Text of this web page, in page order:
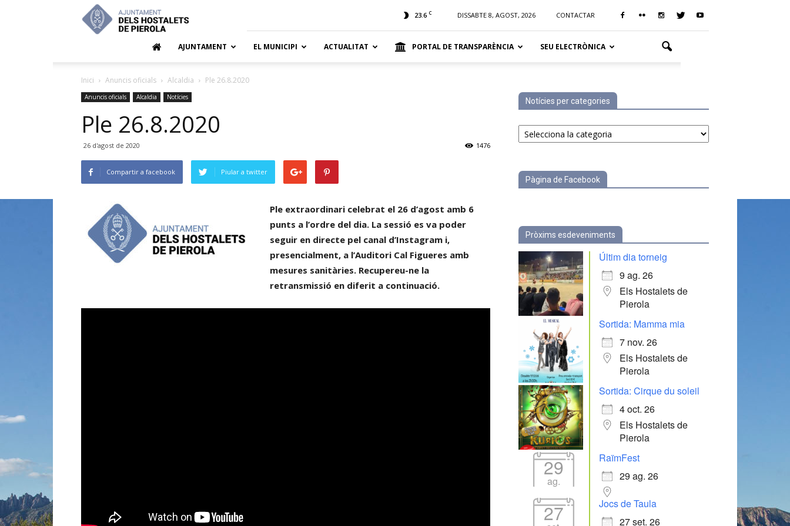
Hostalets
de
23.6 C DISSABTE 8, AGOST, 2026 CONTACTAR
AJUNTAMENT EL MUNICIPI ACTUALITAT PORTAL DE TRANSPARÈNCIA SEU ELECTRÒNICA
Inici Anuncis oficials Alcaldia Ple 26.8.2020
Anuncis oficials Alcaldia Notícies
Ple 26.8.2020
26 d'agost de 2020 1476
Compartir a facebook Piular a twitter
Ple extraordinari celebrat el 26 d’agost amb 6
punts a l’ordre del dia. La sessió es va poder
seguir en directe pel canal d’Instagram i,
presencialment, a l’Auditori Cal Figueres amb
mesures sanitàries. Recupereu-ne la
retransmissió en diferit a continuació.
Notícies per categories
Notícies
per
Pàgina de Facebook
Pròxims esdeveniments
Últim dia torneig
9 ag. 26
Els Hostalets de
Pierola
Sortida: Mamma mia
7 nov. 26
Els Hostalets de
Pierola
Sortida: Cirque du soleil
4 oct. 26
Els Hostalets de
Pierola
29
ag.
RaïmFest
29 ag. 26
27
Jocs de Taula
27 set. 26